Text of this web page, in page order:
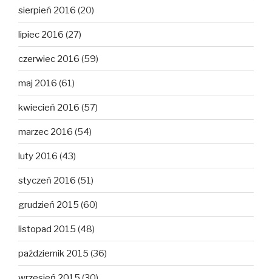
sierpień 2016 (20)
lipiec 2016 (27)
czerwiec 2016 (59)
maj 2016 (61)
kwiecień 2016 (57)
marzec 2016 (54)
luty 2016 (43)
styczeń 2016 (51)
grudzień 2015 (60)
listopad 2015 (48)
październik 2015 (36)